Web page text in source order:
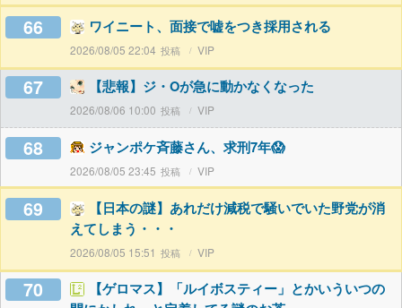
66 ワイニート、面接で嘘をつき採用される
2026/08/05 22:04 VIP
67 【悲報】ジ・Oが急に動かなくなった
2026/08/06 10:00 VIP
68 ジャンポケ斉藤さん、求刑7年😱
2026/08/05 23:45 VIP
69
【日本の謎】あれだけ減税で騒いでいた野党が消
えてしまう・・・
2026/08/05 15:51 VIP
70
【ゲロマス】「ルイボスティー」とかいういつの